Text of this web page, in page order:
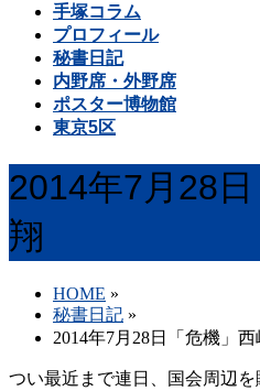
手塚コラム
プロフィール
秘書日記
内野席・外野席
ポスター博物館
東京5区
2014年7月28
翔
HOME »
秘書日記 »
2014年7月28日「危機」西
つい最近まで連日、国会周辺